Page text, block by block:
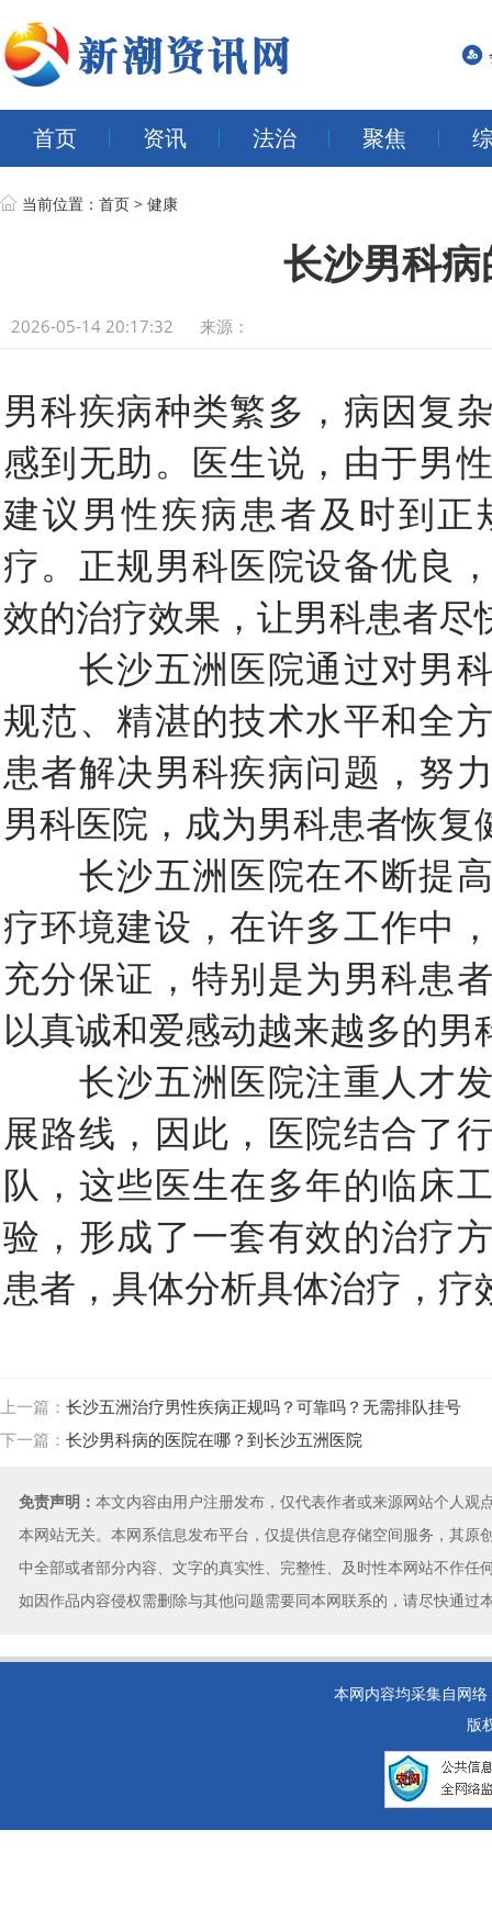
首页 资讯 法治 聚焦
当前位置： 首页 > 健康
长沙男科
2026-05-14 20:17:32 来源：
男科疾病种类繁多，病因复
感到无助。医生说，由于男
建议男性疾病患者及时到
疗。正规男科医院设备优良
效的治疗效果，让男科患者尽
长沙五洲医院通过对男科
规范、精湛的技术水平和全
患者解决男科疾病问题，努
男科医院，成为男科患者恢复
长沙五洲医院在不断提高
疗环境建设，在许多工作中
充分保证，特别是为男科患
以真诚和爱感动越来越多的男
长沙五洲医院注重人才发
展路线，因此，医院结合了
队，这些医生在多年的临床
验，形成了一套有效的治疗
患者，具体分析具体治疗，疗
上一篇： 长沙五洲治疗男性疾病正规吗？可靠吗？无需排队挂号
下一篇： 长沙男科病的医院在哪？到长沙五洲医院
免责声明： 本文内容由用户注册发布，仅代表作者或来源网站个人
本网站无关。本网系信息发布平台，仅提供信息存储空间服务，其
中全部或者部分内容、文字的真实性、完整性、及时性本网站不作
如因作品内容侵权需删除与其他问题需要同本网联系的，请尽快通过
本网内容均采集自网
版